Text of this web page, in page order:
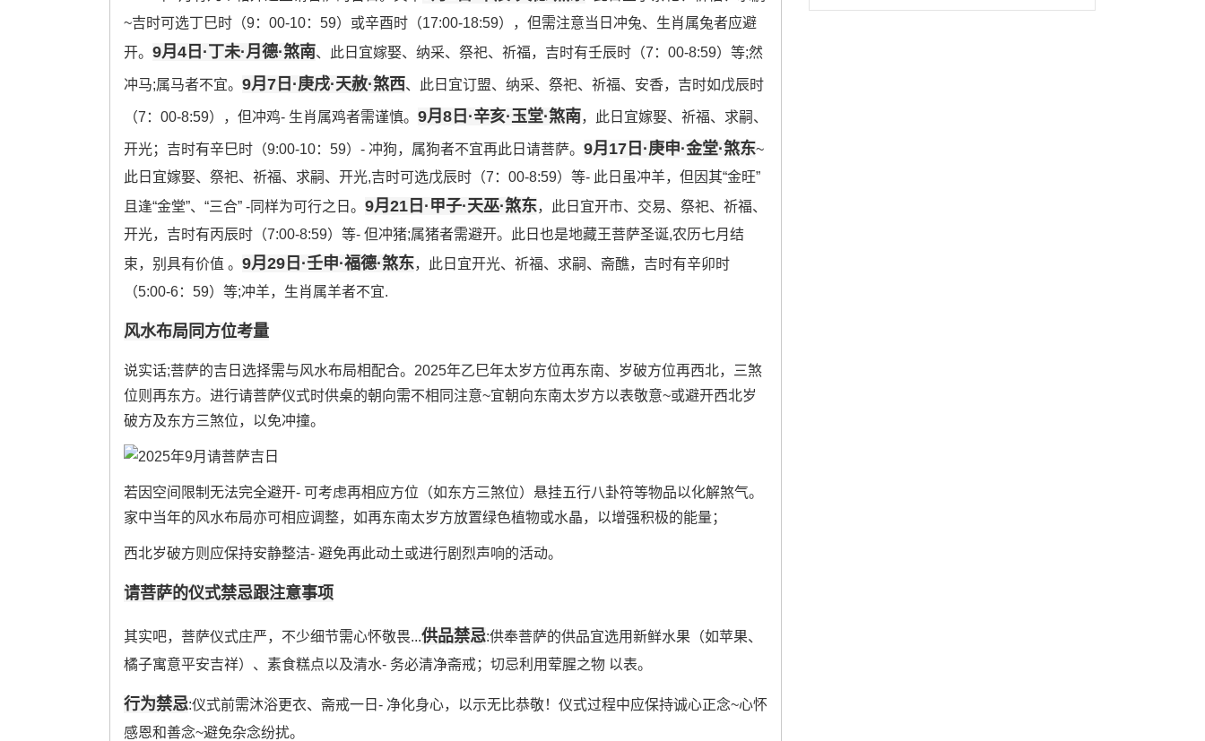
~吉时可选丁巳时（9：00-10：59）或辛酉时（17:00-18:59），但需注意当日冲兔、生肖属兔者应避
开。 9月4日·丁未·月德·煞南、此日宜嫁娶、纳采、祭祀、祈福，吉时有壬辰时（7：00-8:59）等;然
冲马;属马者不宜。 9月7日·庚戌·天赦·煞西、此日宜订盟、纳采、祭祀、祈福、安香，吉时如戊辰时
（7：00-8:59），但冲鸡- 生肖属鸡者需谨慎。 9月8日·辛亥·玉堂·煞南，此日宜嫁娶、祈福、求嗣、
开光；吉时有辛巳时（9:00-10：59）- 冲狗，属狗者不宜再此日请菩萨。 9月17日·庚申·金堂·煞东~
此日宜嫁娶、祭祀、祈福、求嗣、开光,吉时可选戊辰时（7：00-8:59）等- 此日虽冲羊，但因其“金旺”
且逢“金堂”、“三合” -同样为可行之日。 9月21日·甲子·天巫·煞东，此日宜开市、交易、祭祀、祈福、
开光，吉时有丙辰时（7:00-8:59）等- 但冲猪;属猪者需避开。此日也是地藏王菩萨圣诞,农历七月结
束，别具有价值 。 9月29日·壬申·福德·煞东，此日宜开光、祈福、求嗣、斋醮，吉时有辛卯时
（5:00-6：59）等;冲羊，生肖属羊者不宜.
风水布局同方位考量
说实话;菩萨的吉日选择需与风水布局相配合。2025年乙巳年太岁方位再东南、岁破方位再西北，三煞
位则再东方。进行请菩萨仪式时供桌的朝向需不相同注意~宜朝向东南太岁方以表敬意~或避开西北岁
破方及东方三煞位，以免冲撞。
若因空间限制无法完全避开- 可考虑再相应方位（如东方三煞位）悬挂五行八卦符等物品以化解煞气。
家中当年的风水布局亦可相应调整，如再东南太岁方放置绿色植物或水晶，以增强积极的能量；
西北岁破方则应保持安静整洁- 避免再此动土或进行剧烈声响的活动。
请菩萨的仪式禁忌跟注意事项
其实吧，菩萨仪式庄严，不少细节需心怀敬畏...供品禁忌:供奉菩萨的供品宜选用新鲜水果（如苹果、
橘子寓意平安吉祥）、素食糕点以及清水- 务必清净斋戒；切忌利用荤腥之物 以表。
行为禁忌:仪式前需沐浴更衣、斋戒一日- 净化身心，以示无比恭敬！仪式过程中应保持诚心正念~心怀
感恩和善念~避免杂念纷扰。